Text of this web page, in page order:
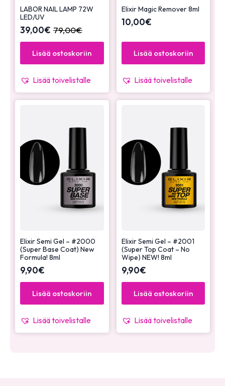
LABOR NAIL LAMP 72W
LED/UV
79,00€
39,00€
Lisää ostoskoriin
Lisää toivelistalle
Elixir Magic Remover 8ml
10,00€
Lisää ostoskoriin
Lisää toivelistalle
Elixir Semi Gel – #2000
(Super Base Coat) New
Formula! 8ml
9,90€
Lisää ostoskoriin
Lisää toivelistalle
Elixir Semi Gel – #2001
(Super Top Coat – No
Wipe) NEW! 8ml
9,90€
Lisää ostoskoriin
Lisää toivelistalle